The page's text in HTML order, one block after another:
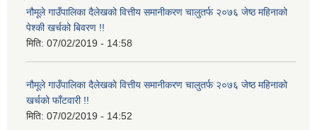
नौमूले गाउँपालिका दैलेखको वित्तीय समानीकरण चालुतर्फ २०७६ जेष्ठ महिनाको
पेश्की खर्चको बिवरण !!
मिति: 07/02/2019 - 14:58
नौमूले गाउँपालिका दैलेखको वित्तीय समानीकरण चालुतर्फ २०७६ जेष्ठ महिनाको
खर्चको फाँटवारी !!
मिति: 07/02/2019 - 14:52